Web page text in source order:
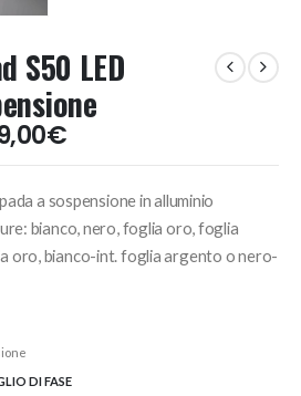
S50 LED
€Fascia
di
da
824,00€
a
a sospensione in alluminio
bianco, nero, foglia oro, foglia
oro, bianco-int. foglia argento o nero-
DI FASE